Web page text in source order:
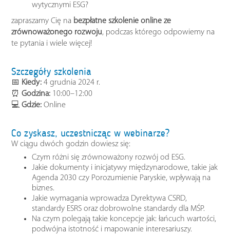
wytycznymi ESG?
zapraszamy Cię na bezpłatne szkolenie online ze
zrównoważonego rozwoju, podczas którego odpowiemy na
te pytania i wiele więcej!
Szczegóły szkolenia
📅 Kiedy: 4 grudnia 2024 r.
⏰Godzina: 10:00–12:00
💻Gdzie: Online
Co zyskasz, uczestnicząc w webinarze?
W ciągu dwóch godzin dowiesz się:
Czym różni się zrównoważony rozwój od ESG.
Jakie dokumenty i inicjatywy międzynarodowe, takie jak
Agenda 2030 czy Porozumienie Paryskie, wpływają na
biznes.
Jakie wymagania wprowadza Dyrektywa CSRD,
standardy ESRS oraz dobrowolne standardy dla MŚP.
Na czym polegają takie koncepcje jak: łańcuch wartości,
podwójna istotność i mapowanie interesariuszy.